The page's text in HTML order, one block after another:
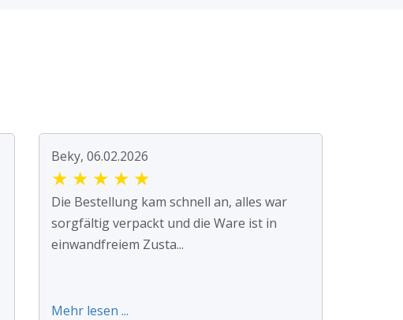
Beky, 06.02.2026
★ ★ ★ ★ ★
Die Bestellung kam schnell an, alles war
sorgfältig verpackt und die Ware ist in
einwandfreiem Zusta...
Mehr lesen ...